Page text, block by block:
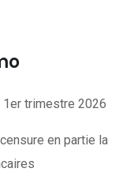
trimestre 2026
en partie la